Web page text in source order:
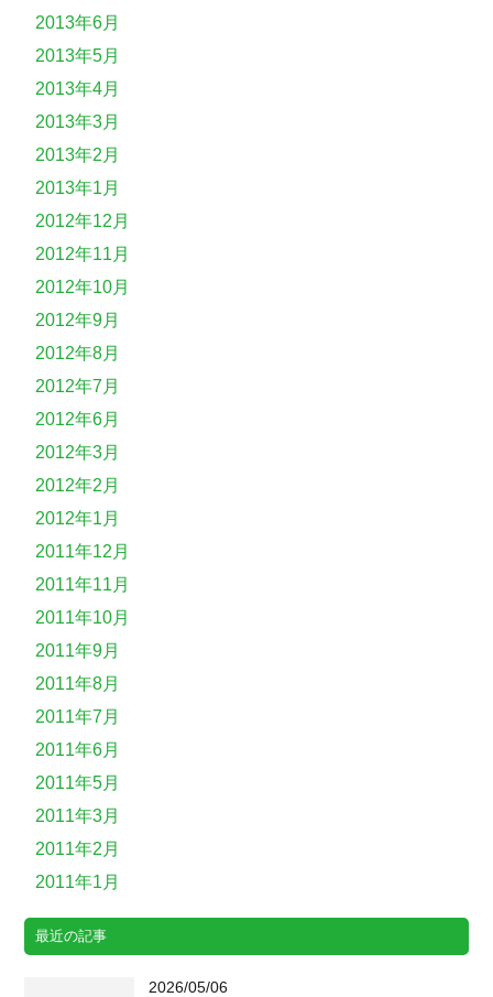
2013年6月
2013年5月
2013年4月
2013年3月
2013年2月
2013年1月
2012年12月
2012年11月
2012年10月
2012年9月
2012年8月
2012年7月
2012年6月
2012年3月
2012年2月
2012年1月
2011年12月
2011年11月
2011年10月
2011年9月
2011年8月
2011年7月
2011年6月
2011年5月
2011年3月
2011年2月
2011年1月
最近の記事
2026/05/06